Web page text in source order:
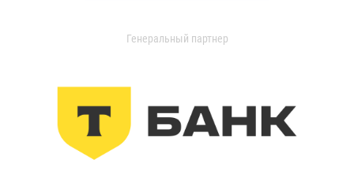
Генеральный партнер